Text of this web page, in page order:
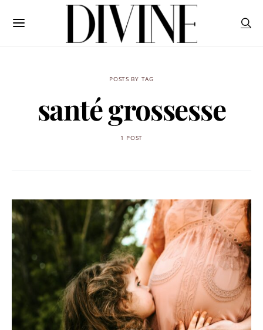
POSTS BY TAG
santé grossesse
1 POST